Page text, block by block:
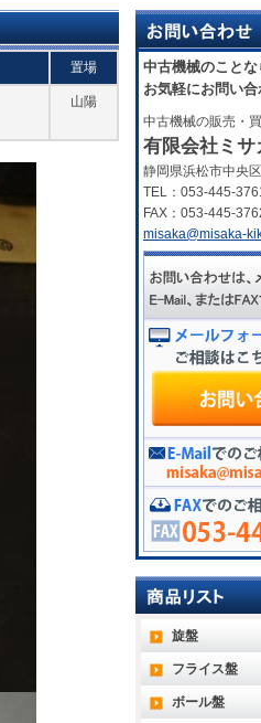
置場
山陽
中古機械のことな
お気軽にお問い合
中古機械の販売・
有限会社ミサ
静岡県浜松市中央
TEL：053-445-
FAX：053-445-
misaka@misaka-
旋盤
フライス盤
ボール盤